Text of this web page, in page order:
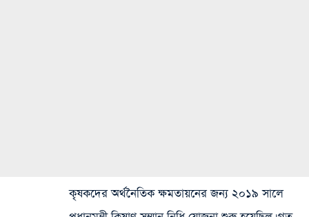
কৃষকদের অর্থনৈতিক ক্ষমতায়নের জন্য ২০১৯ সালে